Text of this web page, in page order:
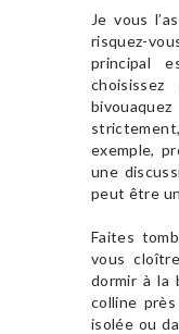
Je vous
risquez-
principal
exemple,
une
peut être
Faites
vous
dormir à la
colline
isolée ou